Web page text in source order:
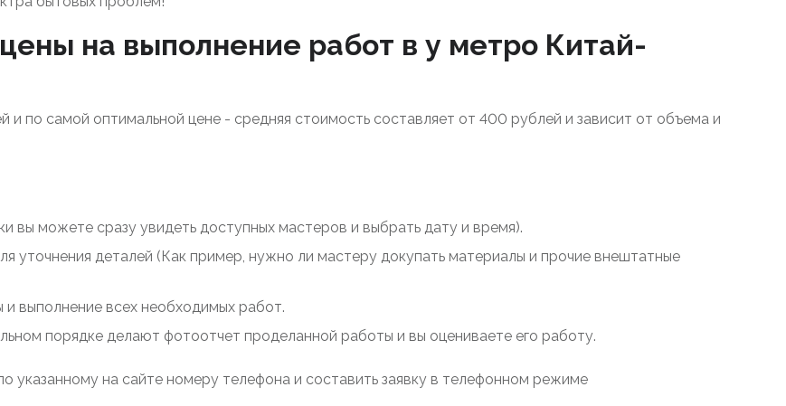
на выполнение работ в у метро Китай-
и по самой оптимальной цене - средняя стоимость составляет от 400 рублей и зависит от объема и
вы можете сразу увидеть доступных мастеров и выбрать дату и время).
уточнения деталей (Как пример, нужно ли мастеру докупать материалы и прочие внештатные
выполнение всех необходимых работ.
порядке делают фотоотчет проделанной работы и вы оцениваете его работу.
указанному на сайте номеру телефона и составить заявку в телефонном режиме